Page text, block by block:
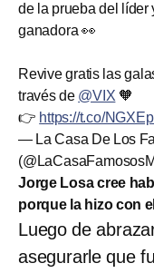
de la prueba del líder
ganadora 👀
Revive gratis las
través de @VIX 🧡
👉 https://t.co/
— La Casa De Los
Jorge Losa cree
porque la hizo con
Luego de
asegurarle que